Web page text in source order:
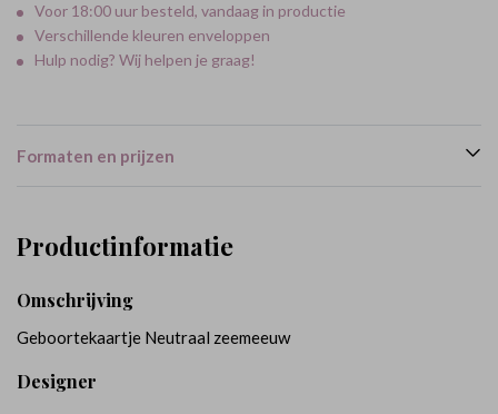
Voor 18:00 uur besteld, vandaag in productie
Verschillende kleuren enveloppen
Hulp nodig? Wij helpen je graag!
Formaten en prijzen
Productinformatie
Omschrijving
Geboortekaartje Neutraal zeemeeuw
Designer